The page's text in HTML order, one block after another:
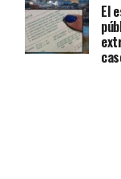
El